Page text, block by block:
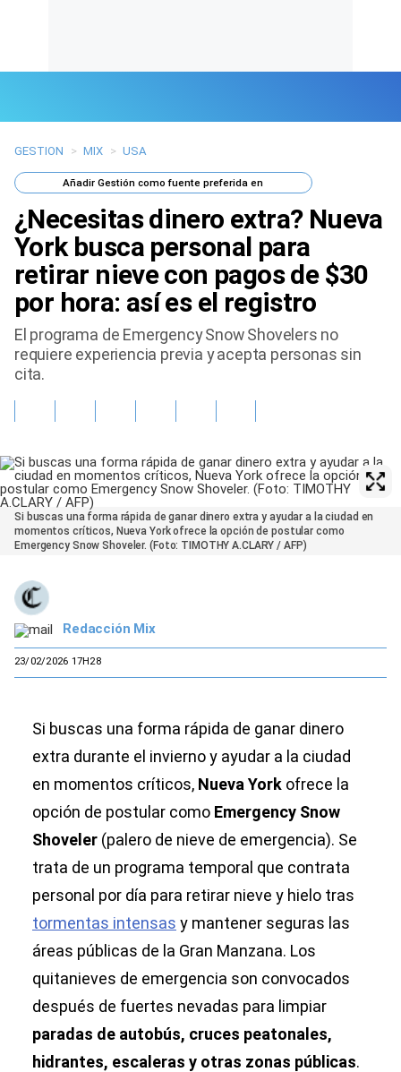
Últimas Noticias
Mi Bolsillo
Respuestas
Gente
Tendencias Mix
Sports
GESTION > MIX > USA
AñadirGestión como fuente preferida en
¿Necesitas dinero extra? Nueva
York busca personal para
retirar nieve con pagos de $30
por hora: así es el registro
El programa de Emergency Snow Shovelers no
requiere experiencia previa y acepta personas sin
cita.
Si buscas una forma rápida de ganar dinero extra y ayudar a la ciudad en
momentos críticos, Nueva York ofrece la opción de postular como
Emergency Snow Shoveler. (Foto: TIMOTHY A.CLARY / AFP)
Redacción Mix
23/02/2026 17H28
Si buscas una forma rápida de ganar dinero
extra durante el invierno y ayudar a la ciudad
en momentos críticos, Nueva York ofrece la
opción de postular como Emergency Snow
Shoveler (palero de nieve de emergencia). Se
trata de un programa temporal que contrata
personal por día para retirar nieve y hielo tras
tormentas intensas y mantener seguras las
áreas públicas de la Gran Manzana. Los
quitanieves de emergencia son convocados
después de fuertes nevadas para limpiar
paradas de autobús, cruces peatonales,
hidrantes, escaleras y otras zonas públicas.